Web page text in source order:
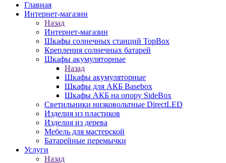
Главная
Интернет-магазин
Назад
Интернет-магазин
Шкафы солнечных станций TopBox
Крепления солнечных батарей
Шкафы акумуляторные
Назад
Шкафы акумуляторные
Шкафы для АКБ Basebox
Шкафы АКБ на опору SideBox
Светильники низковольтные DirectLED
Изделия из пластиков
Изделия из дерева
Мебель для мастерской
Батарейные перемычки
Услуги
Назад